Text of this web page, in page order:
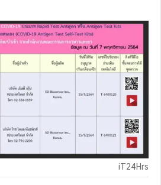
iT24Hrs